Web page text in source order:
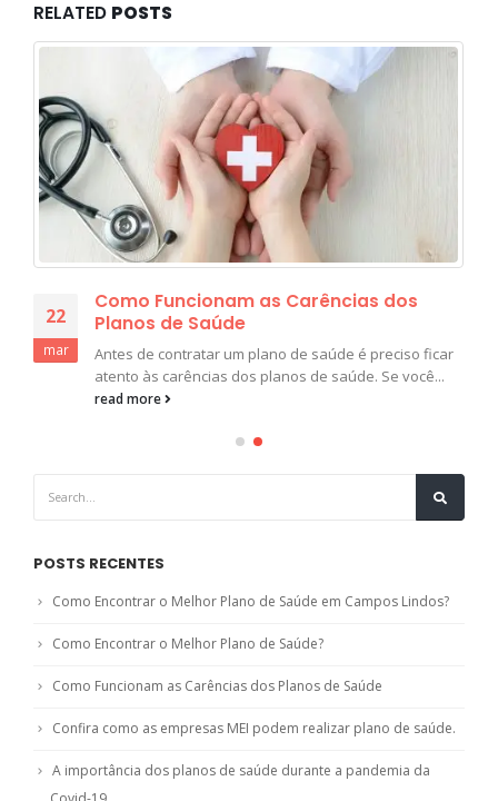
RELATED POSTS
22
mar
Como Funcionam as Carências dos
Planos de Saúde
Antes de contratar um plano de saúde é preciso ficar
atento às carências dos planos de saúde. Se você...
read more
POSTS RECENTES
Como Encontrar o Melhor Plano de Saúde em Campos Lindos?
Como Encontrar o Melhor Plano de Saúde?
Como Funcionam as Carências dos Planos de Saúde
Confira como as empresas MEI podem realizar plano de saúde.
A importância dos planos de saúde durante a pandemia da